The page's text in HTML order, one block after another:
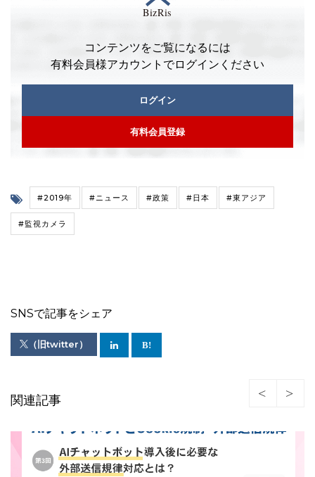
コンテンツをご覧になるには
有料会員様アカウントでログインください
ログイン
有料会員登録
#2019年 #ニュース #政策 #日本 #東アジア
#監視カメラ
SNSで記事をシェア
（旧twitter）
関連記事